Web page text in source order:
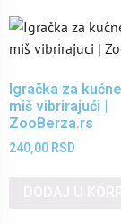
Igračka za
miš vibrirajući |
ZooBerza.rs
240,00 RSD